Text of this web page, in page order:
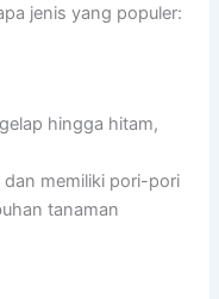
jenis yang populer:
hingga hitam,
dan memiliki pori-pori
tanaman